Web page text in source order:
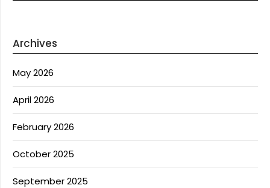
Archives
May 2026
April 2026
February 2026
October 2025
September 2025